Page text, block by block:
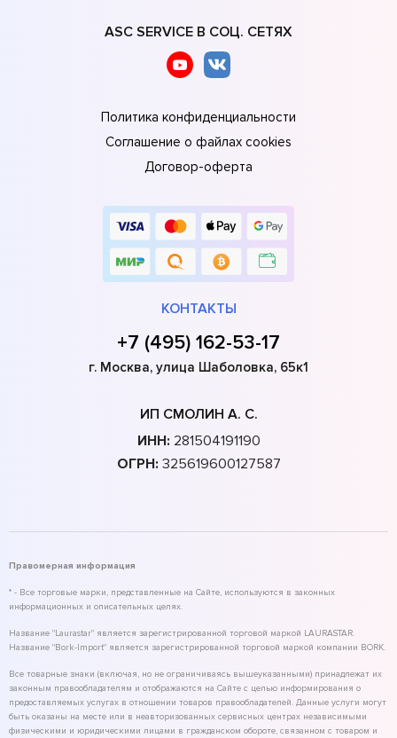
ASC SERVICE В СОЦ. СЕТЯХ
Политика конфиденциальности
Соглашение о файлах cookies
Договор-оферта
КОНТАКТЫ
+7 (495) 162-53-17
г. Москва, улица Шаболовка, 65к1
ИП СМОЛИН А. С.
ИНН: 281504191190
ОГРН: 325619600127587
Правомерная информация
* - Все торговые марки, представленные на Сайте, используются в законных
информационных и описательных целях.
Название "Laurastar" является зарегистрированной торговой маркой LAURASTAR.
Название "Bork-Import" является зарегистрированной торговой маркой компании BORK.
Все товарные знаки (включая, но не ограничиваясь вышеуказанными) принадлежат их
законным правообладателям и отображаются на Сайте с целью информирования о
предоставляемых услугах в отношении товаров правообладателей. Данные услуги могут
быть оказаны на месте или в неавторизованных сервисных центрах независимыми
физическими и юридическими лицами в гражданском обороте, связанном с товаром и